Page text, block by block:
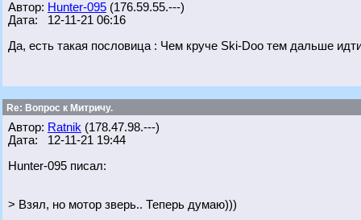
Автор: Hunter-095 (176.59.55.---)
Дата: 12-11-21 06:16
Да, есть такая пословица : Чем круче Ski-Doo тем дальше
Re: Вопрос к Митричу.
Автор: Ratnik (178.47.98.---)
Дата: 12-11-21 19:44
Hunter-095 писал:
> Взял, но мотор зверь.. Теперь думаю)))